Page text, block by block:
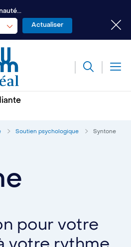
Soutien psychologique Syntone
pour votre